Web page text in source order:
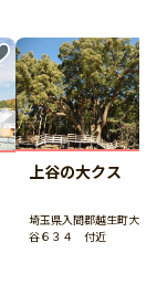
上谷の大クス
埼玉県入間郡越生町大字
谷６３４ 付近